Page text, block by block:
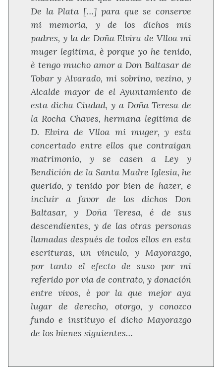
De la Plata […] para que se conserve
mi memoria, y de los dichos mis
padres, y la de Doña Elvira de Vlloa mi
muger legitima, è porque yo he tenido,
è tengo mucho amor a Don Baltasar de
Tobar y Alvarado, mi sobrino, vezino, y
Alcalde mayor de el Ayuntamiento de
esta dicha Ciudad, y a Doña Teresa de
la Rocha Chaves, hermana legitima de
D. Elvira de Vlloa mi muger, y esta
concertado entre ellos que contraigan
matrimonio, y se casen a Ley y
Bendición de la Santa Madre Iglesia, he
querido, y tenido por bien de hazer, e
incluir a favor de los dichos Don
Baltasar, y Doña Teresa, é de sus
descendientes, y de las otras personas
llamadas después de todos ellos en esta
escrituras, un vinculo, y Mayorazgo,
por tanto el efecto de suso por mi
referido por via de contrato, y donación
entre vivos, è por la que mejor aya
lugar de derecho, otorgo, y conozco
fundo e instituyo el dicho Mayorazgo
de los bienes siguientes…